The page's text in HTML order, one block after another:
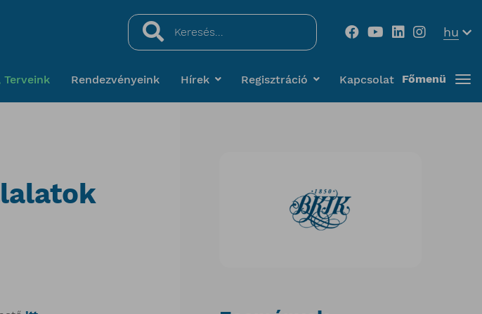
Keresés...
hu
Terveink Rendezvényeink Hírek Regisztráció Kapcsolat Főmenü